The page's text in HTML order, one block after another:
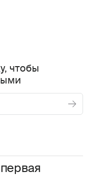
чтобы
соглашения